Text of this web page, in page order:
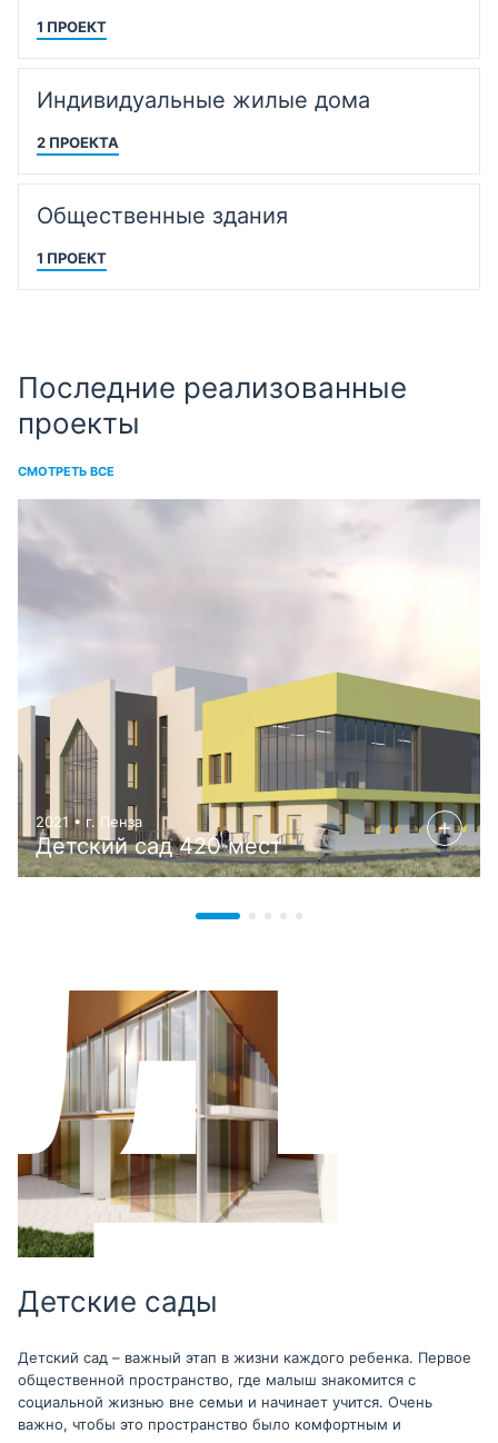
1 ПРОЕКТ
Индивидуальные жилые дома
2 ПРОЕКТА
Общественные здания
1 ПРОЕКТ
Последние реализованные
проекты
СМОТРЕТЬ ВСЕ
2021 • г. Пенза
Детский сад 420 мест
Детские сады
Детский сад – важный этап в жизни каждого ребенка. Первое
общественной пространство, где малыш знакомится с
социальной жизнью вне семьи и начинает учится. Очень
важно, чтобы это пространство было комфортным и